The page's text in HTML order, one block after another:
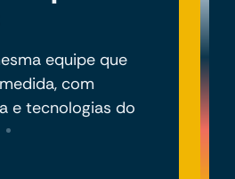
equipe que
com
e tecnologias do